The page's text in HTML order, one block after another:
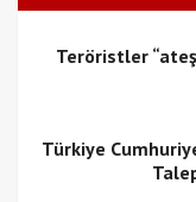
Teröristler
Türkiye